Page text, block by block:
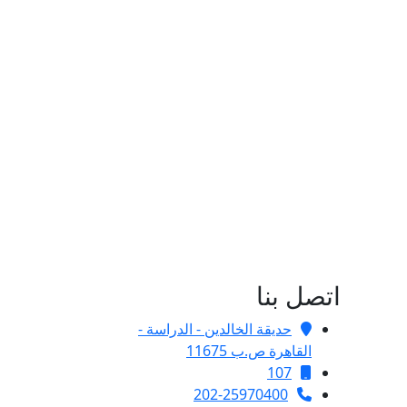
اتصل بنا
حديقة الخالدين - الدراسة -
القاهرة ص.ب 11675
107
202-25970400